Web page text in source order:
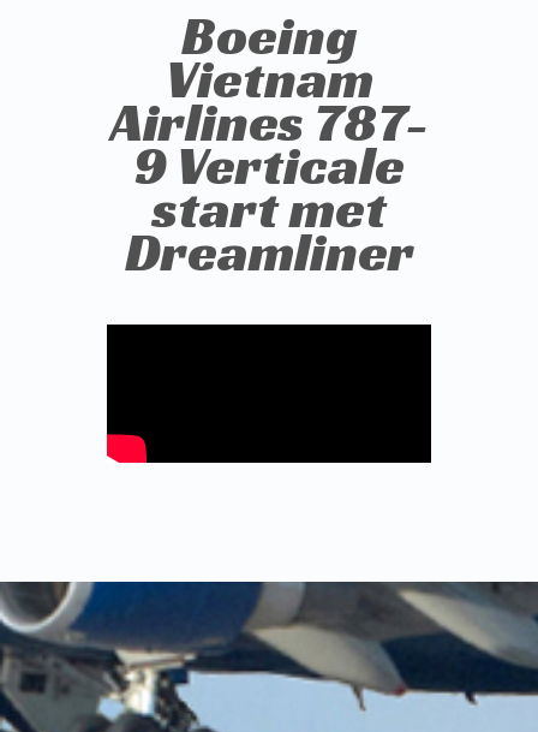
Boeing
Vietnam
Airlines 787-
9 Verticale
start met
Dreamliner